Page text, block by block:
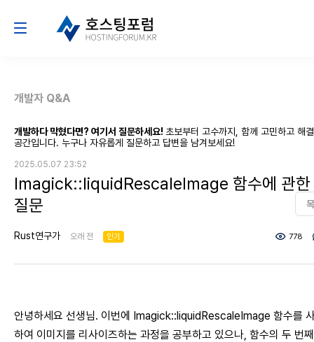
개발자 Q&A
개발하다 막혔다면? 여기서 질문하세요! 초보부터 고수까지, 함께 고민하고 해
공간입니다. 누구나 자유롭게 질문하고 답변을 남겨보세요!
2025.05.07 23:52
Imagick::liquidRescaleImage 함수에 관한
질문
Rust연구가 오래 전 인기 778
안녕하세요 선생님. 이번에 Imagick::liquidRescaleImage 함수를
하여 이미지를 리사이즈하는 과정을 공부하고 있으나, 함수의 두 번